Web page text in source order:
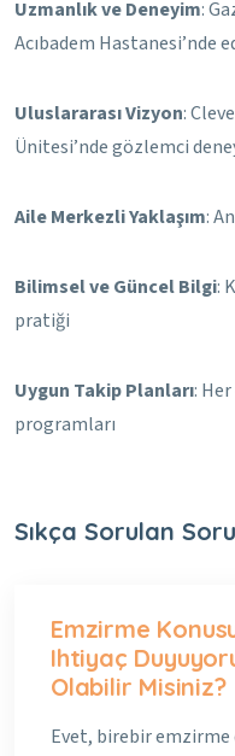
Uzmanlık ve Deneyim:
Acıbadem Hastanesi’nde
Uluslararası Vizyon:
Ünitesi’nde gözlemci
Aile Merkezli Yaklaşım:
Bilimsel ve Güncel Bilgi:
pratiği
Uygun Takip Planları:
programları
Sıkça Sorulan
Emzirme
Ihtiyaç
Olabilir Misiniz?
Evet, birebir emzirme